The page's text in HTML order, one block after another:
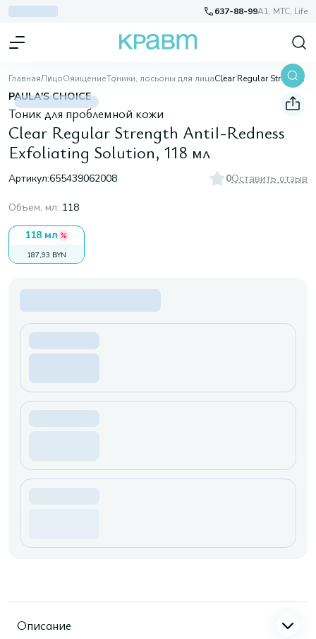
637-88-99A1, МТС, Life
ГлавнаяЛицоОчищениеТоники, лосьоны для лица Clear Regular Strength AntiI-Redness Exfoliating Solution, 118 мл
PAULA'S CHOICE
Тоник для проблемной кожи
Clear Regular Strength AntiI-Redness
Exfoliating Solution, 118 мл
Артикул:655439062008 0Оставить отзыв
Объем, мл: 118
118 мл
187,93 BYN
Описание